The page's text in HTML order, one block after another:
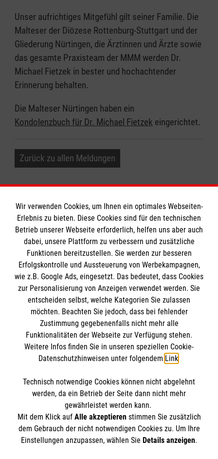
Unser aufrichtiges Mitgefühl gilt seiner Familie. Die
Malteser der Diözese Rottenburg-Stuttgart und der
Gliederung Nürtingen, die Ärztinnen und Ärzte sowie
das gesamte Praxisteam der MMM werden Dr.
Michael Fietzek in bester und hochachtender
Erinnerung behalten.
Die Malteser Nürtingen haben ein
Kondolenzbuch für Dr. Michael Fietzek eingerichtet.
Zurück zu allen Meldungen
Informationen
Impressum
Datenschutz
Barrierefreiheit
Kontakt
Die Malteser
Malteser in Deutschland
Malteserorden
Sharepoint
Spendenkonto
Volksbank Dornstetten
IBAN: DE 11642624080111117003
BIC: GENO DES1 VDS
So finden Sie uns
Robert-Bosch-Strasse 8
72250 Freudenstadt
Der Malteser Hilfsdienst e.V. ist als eingetragene
Wir verwenden Cookies, um Ihnen ein optimales Webseiten-
Erlebnis zu bieten. Diese Cookies sind für den technischen
Betrieb unserer Webseite erforderlich, helfen uns aber auch
dabei, unsere Plattform zu verbessern und zusätzliche
Funktionen bereitzustellen. Sie werden zur besseren
Erfolgskontrolle und Aussteuerung von Werbekampagnen,
wie z.B. Google Ads, eingesetzt. Das bedeutet, dass Cookies
zur Personalisierung von Anzeigen verwendet werden. Sie
entscheiden selbst, welche Kategorien Sie zulassen
möchten. Beachten Sie jedoch, dass bei fehlender
Zustimmung gegebenenfalls nicht mehr alle
Funktionalitäten der Webseite zur Verfügung stehen.
Weitere Infos finden Sie in unseren speziellen Cookie-
Datenschutzhinweisen unter folgendem Link.
Technisch notwendige Cookies können nicht abgelehnt
werden, da ein Betrieb der Seite dann nicht mehr
gewährleistet werden kann.
Mit dem Klick auf Alle akzeptierenstimmen Sie zusätzlich
dem Gebrauch der nicht notwendigen Cookies zu. Um Ihre
Einstellungen anzupassen, wählen Sie Details anzeigen.